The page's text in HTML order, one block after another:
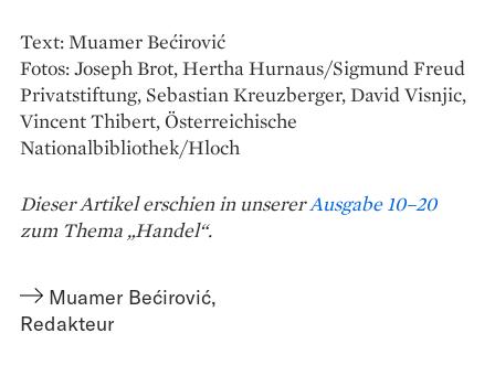
Text: Muamer Bećirović
Fotos: Joseph Brot, Hertha Hurnaus/Sigmund Freud
Privatstiftung, Sebastian Kreuzberger, David Visnjic,
Vincent Thibert, Österreichische
Nationalbibliothek/Hloch
Dieser Artikel erschien in unsererAusgabe 10–20
zum Thema „Handel“.
Muamer Bećirović,
Redakteur